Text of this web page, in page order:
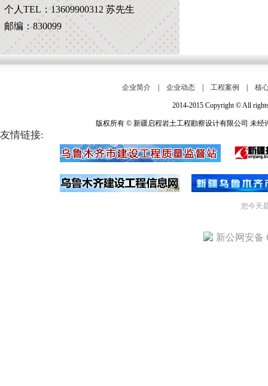
个人TEL：13609900312 苏先生
邮编：830099
企业简介 企业动态 工程案例 核
2014-2015 Copyright © All
版权所有 © 新疆启程岩土工程勘察设计有限公司 未
友情链接:
您今天
新公网安备